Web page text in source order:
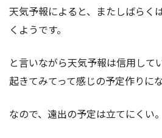
天気予報によると、またしばらく
くようです。
と言いながら天気予報は信用して
起きてみてって感じの予定作りにな
なので、遠出の予定は立てにくい。